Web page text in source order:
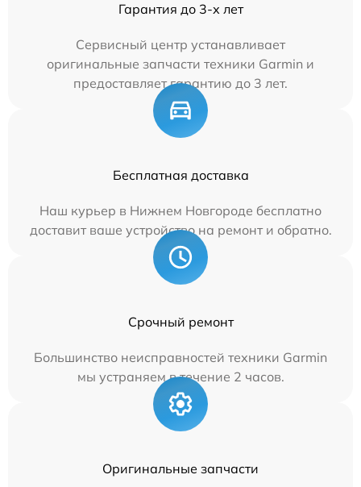
Гарантия до 3-х лет
Сервисный центр устанавливает
оригинальные запчасти техники Garmin и
предоставляет гарантию до 3 лет.
Бесплатная доставка
Наш курьер в Нижнем Новгороде бесплатно
доставит ваше устройство на ремонт и обратно.
Срочный ремонт
Большинство неисправностей техники Garmin
мы устраняем в течение 2 часов.
Оригинальные запчасти